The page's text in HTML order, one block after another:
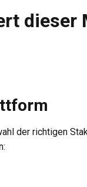
dieser
der richtigen